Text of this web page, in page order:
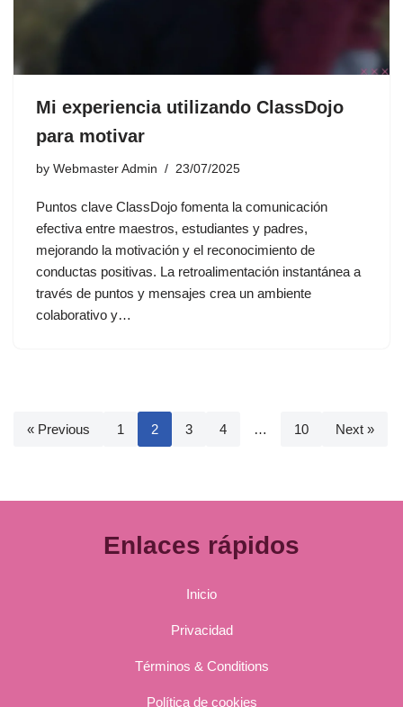
Mi experiencia utilizando ClassDojo
para motivar
by Webmaster Admin 23/07/2025
Puntos clave ClassDojo fomenta la comunicación
efectiva entre maestros, estudiantes y padres,
mejorando la motivación y el reconocimiento de
conductas positivas. La retroalimentación instantánea a
través de puntos y mensajes crea un ambiente
colaborativo y…
« Previous 1 2 3 4 … 10 Next »
Enlaces rápidos
Inicio
Privacidad
Términos & Conditions
Política de cookies